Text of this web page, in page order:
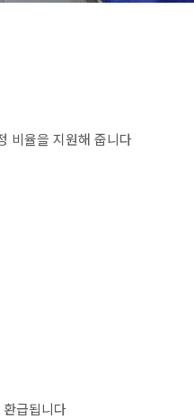
비율을 지원해 줍니다
급됩니다